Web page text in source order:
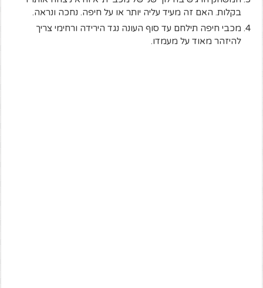
בקלות. האם זה מעיד עליה יותר או על חיפה. נחכה ונראה.
מכבי חיפה תילחם עד סוף העונה נגד הירידה ורחימי צריך
להיזהר מאוד על מעמדו.